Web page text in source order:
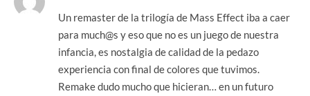
Un remaster de la trilogía de Mass Effect iba a caer
para much@s y eso que no es un juego de nuestra
infancia, es nostalgia de calidad de la pedazo
experiencia con final de colores que tuvimos.
Remake dudo mucho que hicieran… en un futuro